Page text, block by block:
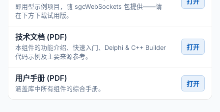
即用型示例项目，随 sgcWebSockets 包提供——请
在下方下载试用版。
技术文档 (PDF)
本组件的功能介绍、快速入门、Delphi & C++ Builder
代码示例及主要来源参考。
打开
用户手册 (PDF)
涵盖库中所有组件的综合手册。
打开